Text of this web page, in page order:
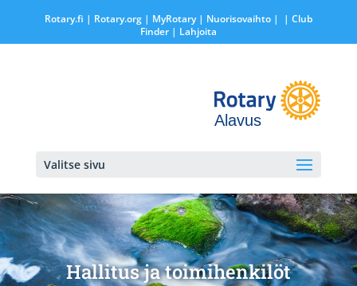
Rotary.fi | Rotary.org| MyRotary | Nuorisovaihto|
| Club
Finder| Lahjoita
Alavus
Valitse sivu
Hallitus ja toimihenkilöt